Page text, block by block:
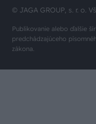
© JAGA GROUP, s. r. o.
Publikovanie alebo ďalšie
predchádzajúceho
zákona.